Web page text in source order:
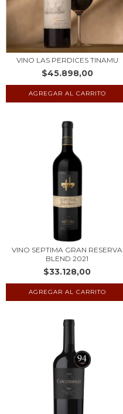
VINO LAS PERDICES TINAMU
$45.898,00
VINO SEPTIMA GRAN RESERVA
BLEND 2021
$33.128,00